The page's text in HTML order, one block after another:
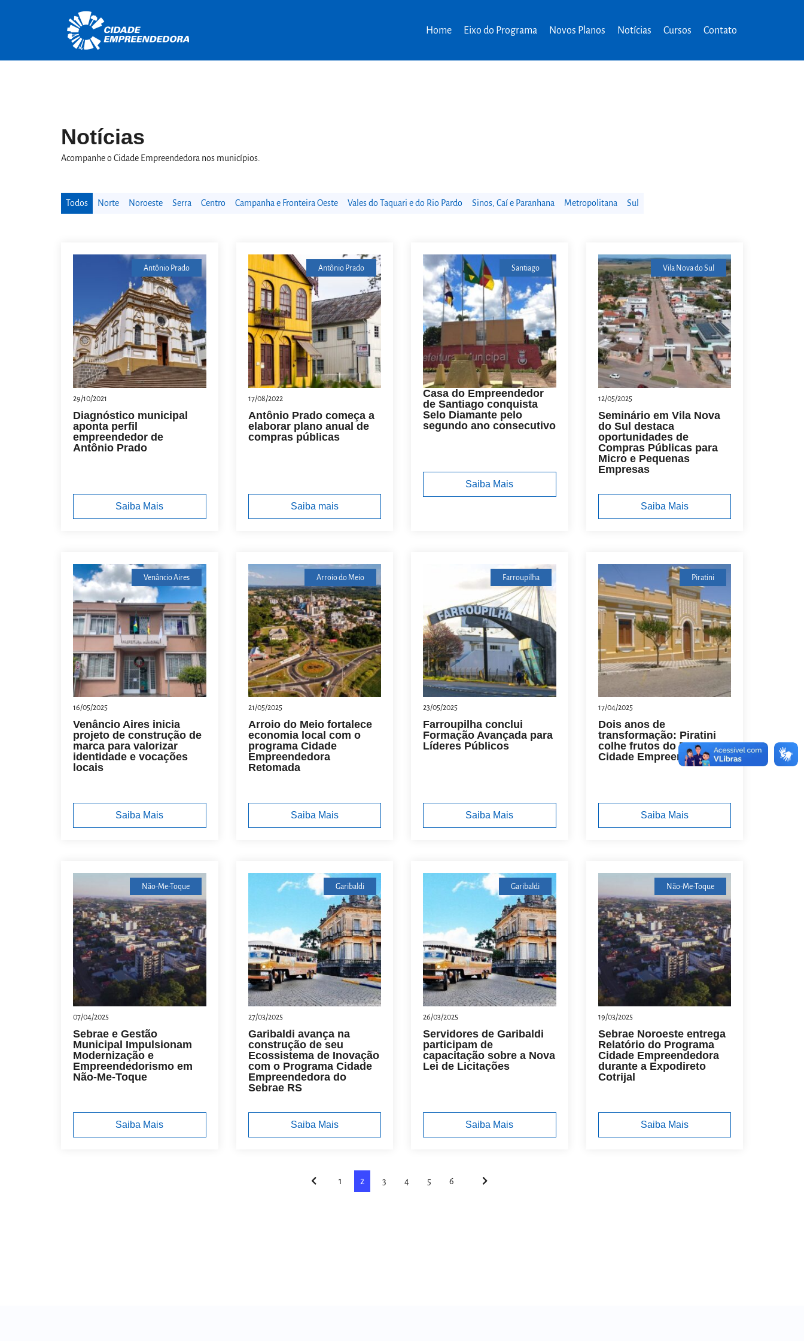
Home Eixo do Programa Novos Planos Notícias Cursos Contato
Notícias
Acompanhe o Cidade Empreendedora nos municípios.
Todos Norte Noroeste Serra Centro Campanha e Fronteira Oeste Vales do Taquari e do Rio Pardo Sinos, Caí e Paranhana Metropolitana Sul
Antônio Prado
29/10/2021
Diagnóstico municipal
aponta perfil
empreendedor de
Antônio Prado
Saiba Mais
Antônio Prado
17/08/2022
Antônio Prado começa a
elaborar plano anual de
compras públicas
Saiba mais
Santiago
Casa do Empreendedor
de Santiago conquista
Selo Diamante pelo
segundo ano consecutivo
Saiba Mais
Vila Nova do Sul
12/05/2025
Seminário em Vila Nova
do Sul destaca
oportunidades de
Compras Públicas para
Micro e Pequenas
Empresas
Saiba Mais
Venâncio Aires
16/05/2025
Venâncio Aires inicia
projeto de construção de
marca para valorizar
identidade e vocações
locais
Saiba Mais
Arroio do Meio
21/05/2025
Arroio do Meio fortalece
economia local com o
programa Cidade
Empreendedora
Retomada
Saiba Mais
Farroupilha
23/05/2025
Farroupilha conclui
Formação Avançada para
Líderes Públicos
Saiba Mais
Piratini
17/04/2025
Dois anos de
transformação: Piratini
colhe frutos do Programa
Cidade Empreendedora
Saiba Mais
Não-Me-Toque
07/04/2025
Sebrae e Gestão
Municipal Impulsionam
Modernização e
Empreendedorismo em
Não-Me-Toque
Saiba Mais
Garibaldi
27/03/2025
Garibaldi avança na
construção de seu
Ecossistema de Inovação
com o Programa Cidade
Empreendedora do
Sebrae RS
Saiba Mais
Garibaldi
26/03/2025
Servidores de Garibaldi
participam de
capacitação sobre a Nova
Lei de Licitações
Saiba Mais
Não-Me-Toque
19/03/2025
Sebrae Noroeste entrega
Relatório do Programa
Cidade Empreendedora
durante a Expodireto
Cotrijal
Saiba Mais
1 2 3 4 5 6